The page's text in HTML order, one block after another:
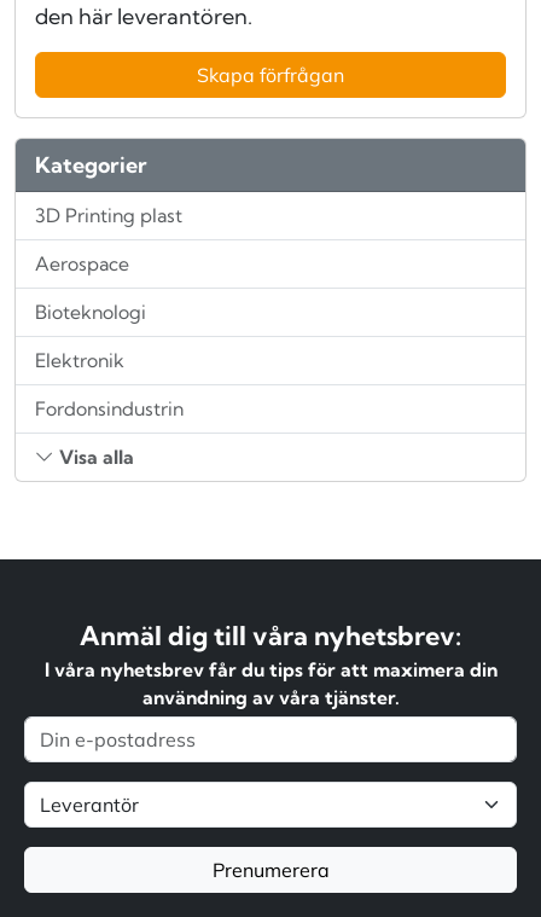
den här leverantören.
Skapa förfrågan
Kategorier
3D Printing plast
Aerospace
Bioteknologi
Elektronik
Fordonsindustrin
Visa alla
Anmäl dig till våra nyhetsbrev:
I våra nyhetsbrev får du tips för att maximera din
användning av våra tjänster.
Prenumerera